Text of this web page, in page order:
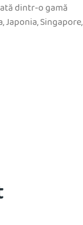
dintr-o gamă
Japonia, Singapore,